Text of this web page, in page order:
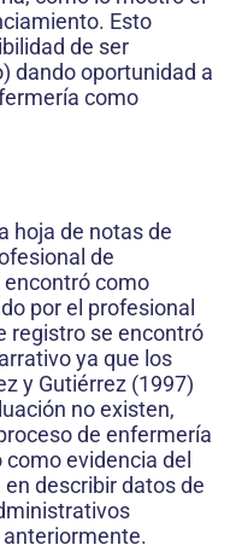
Esto
de ser
dando oportunidad a
como
hoja de notas de
de
como
por el profesional
registro se encontró
ya que los
y Gutiérrez (1997)
no existen,
de enfermería
evidencia del
describir datos de